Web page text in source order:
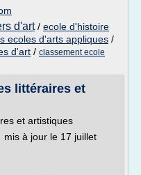
d'art/ ecole d'histoire
ecoles d'arts appliques /
d'art / classement ecole
littéraires et
et artistiques
à jour le 17 juillet